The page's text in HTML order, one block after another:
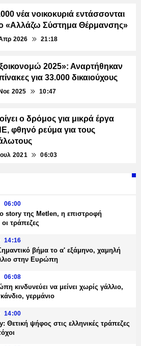
νέα νοικοκυριά εντάσσονται
«Αλλάζω Σύστημα Θέρμανσης»
2026 21:18
2025»: Αναρτήθηκαν
για 33.000 δικαιούχους
2025 10:47
ο δρόμος για μικρά έργα
φθηνό ρεύμα για τους
2021 06:03
06:00
story της Metlen, η επιστροφή
τράπεζες
14:16
βήμα το α' εξάμηνο, χαμηλή
στην Ευρώπη
06:08
κινδυνεύει να μείνει χωρίς γάλλιο,
γερμάνιο
14:00
Θετική ψήφος στις ελληνικές τράπεζες